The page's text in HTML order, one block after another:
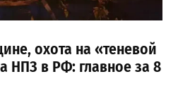
охота на «теневой
НПЗ в РФ: главное за 8